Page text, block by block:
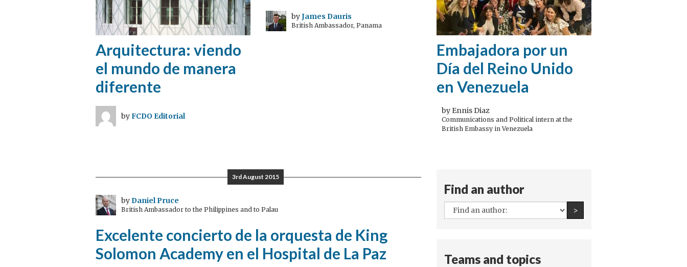
Arquitectura: viendo
el mundo de manera
diferente
byFCDO Editorial
byJames Dauris
British Ambassador, Panama
Embajadora por un
Día del Reino Unido
en Venezuela
by Ennis Diaz
Communications and Political intern at the
British Embassy in Venezuela
3rd August 2015
byDaniel Pruce
British Ambassador to the Philippines and to Palau
Excelente concierto de la orquesta de King
Solomon Academy en el Hospital de La Paz
Find an author
All
authors:
>Find an author
Teams and topics